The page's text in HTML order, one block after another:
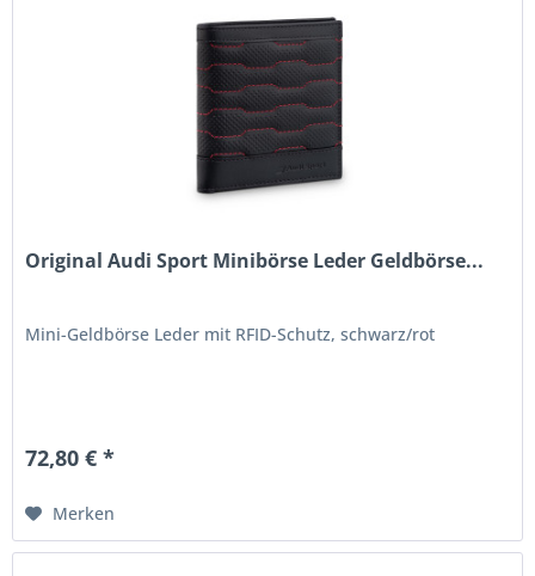
Original Audi Sport Minibörse Leder Geldbörse...
Mini-Geldbörse Leder mit RFID-Schutz, schwarz/rot
72,80 € *
Merken